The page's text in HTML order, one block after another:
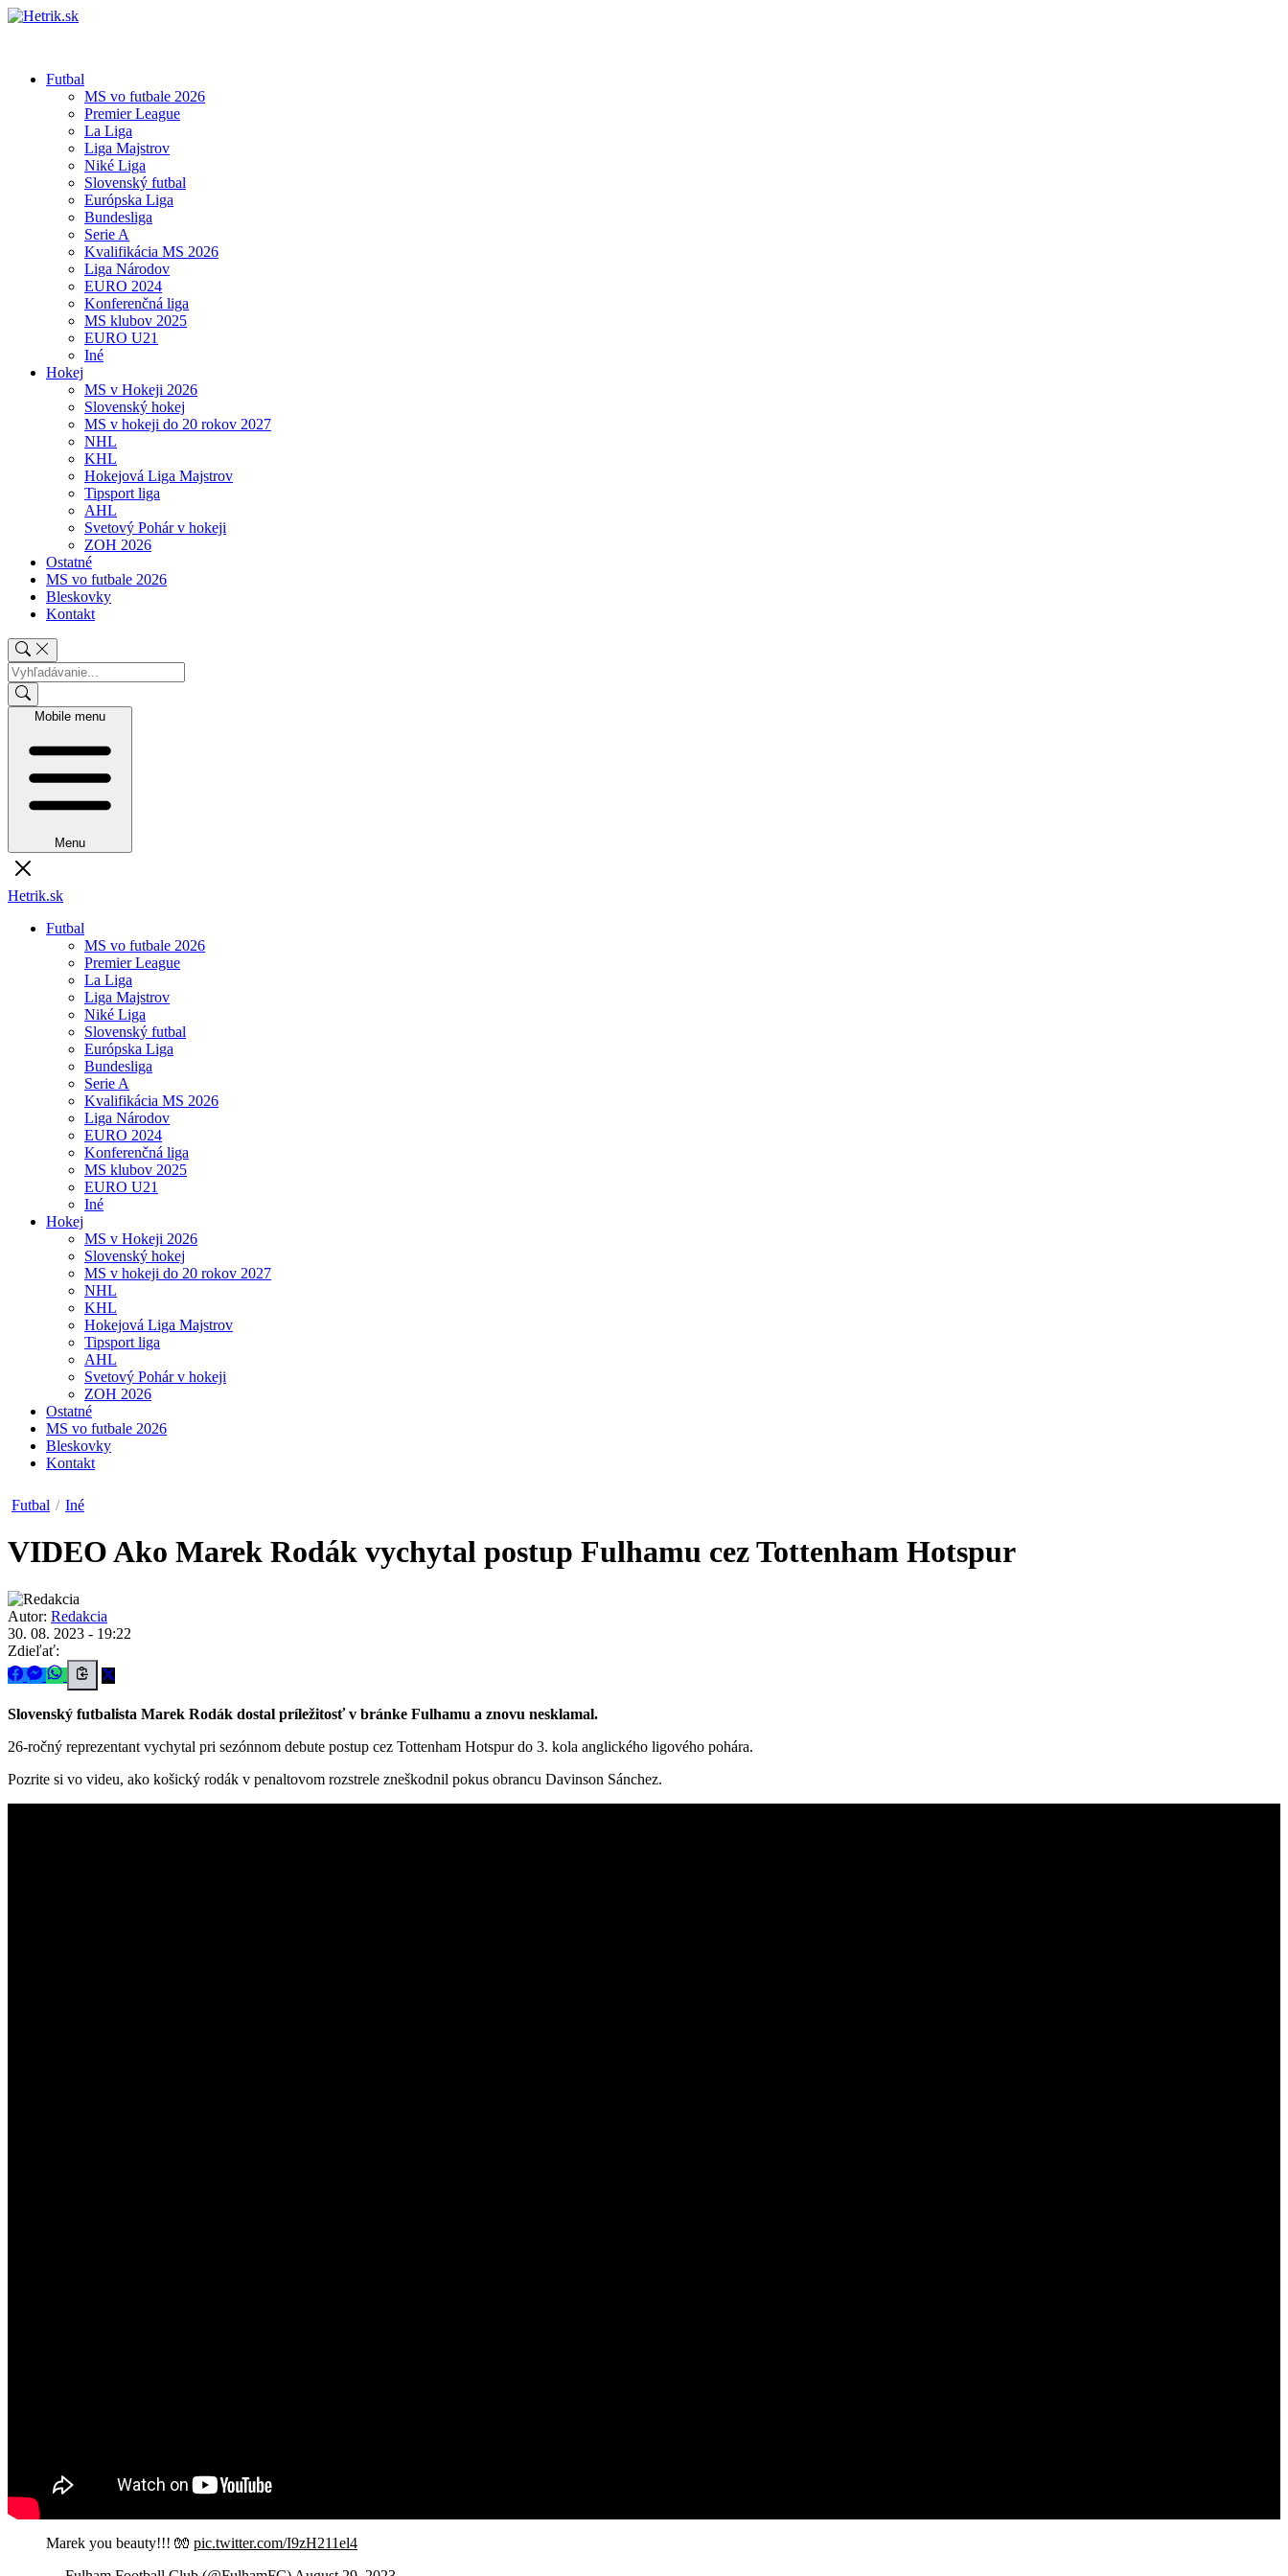
Futbal
MS vo futbale 2026
Premier League
La Liga
Liga Majstrov
Niké Liga
Slovenský futbal
Európska Liga
Bundesliga
Serie A
Kvalifikácia MS 2026
Liga Národov
EURO 2024
Konferenčná liga
MS klubov 2025
EURO U21
Iné
Hokej
MS v Hokeji 2026
Slovenský hokej
MS v hokeji do 20 rokov 2027
NHL
KHL
Hokejová Liga Majstrov
Tipsport liga
AHL
Svetový Pohár v hokeji
ZOH 2026
Ostatné
MS vo futbale 2026
Bleskovky
Kontakt
Mobile menu
Menu
Hetrik.sk
Futbal
MS vo futbale 2026
Premier League
La Liga
Liga Majstrov
Niké Liga
Slovenský futbal
Európska Liga
Bundesliga
Serie A
Kvalifikácia MS 2026
Liga Národov
EURO 2024
Konferenčná liga
MS klubov 2025
EURO U21
Iné
Hokej
MS v Hokeji 2026
Slovenský hokej
MS v hokeji do 20 rokov 2027
NHL
KHL
Hokejová Liga Majstrov
Tipsport liga
AHL
Svetový Pohár v hokeji
ZOH 2026
Ostatné
MS vo futbale 2026
Bleskovky
Kontakt
Futbal / Iné
VIDEOAko Marek Rodák vychytal postup Fulhamu cez Tottenham Hotspur
Autor: Redakcia
30. 08. 2023 - 19:22
Zdieľať:
Slovenský futbalista Marek Rodák dostal príležitosť v bránke Fulhamu a znovu nesklamal.
26-ročný reprezentant vychytal pri sezónnom debute postup cez Tottenham Hotspur do 3. kola anglického ligového pohára.
Pozrite si vo videu, ako košický rodák v penaltovom rozstrele zneškodnil pokus obrancu Davinson Sánchez.
Marek you beauty!!! 🧤 pic.twitter.com/I9zH211el4